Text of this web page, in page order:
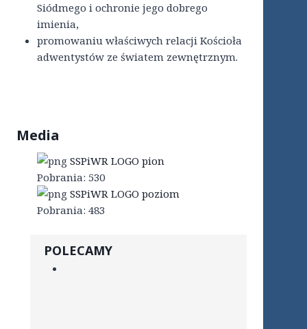
Siódmego i ochronie jego dobrego
imienia,
promowaniu właściwych relacji Kościoła
adwentystów ze światem zewnętrznym.
Media
SSPiWR LOGO pion
Pobrania: 530
SSPiWR LOGO poziom
Pobrania: 483
POLECAMY